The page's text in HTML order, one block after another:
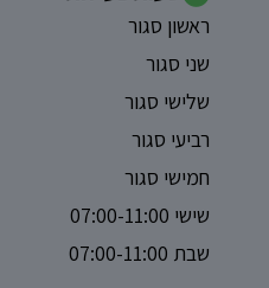
ראשון סגור
שני סגור
שלישי סגור
רביעי סגור
חמישי סגור
שישי 07:00-11:00
שבת 07:00-11:00